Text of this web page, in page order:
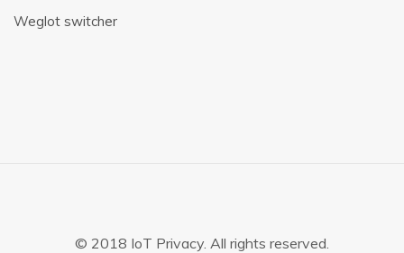
Weglot switcher
© 2018 IoT Privacy. All rights reserved.